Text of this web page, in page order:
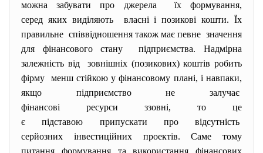
можна забувати про джерела їх формування,
серед яких виділяють власні і позикові кошти. Їх
правильне співвідношення також має певне значення
для фінансового стану підприємства. Надмірна
залежність від зовнішніх (позикових) коштів робить
фірму менш стійкою у фінансовому плані, і навпаки,
якщо підприємство не залучає
фінансові ресурси ззовні, то це
є підставою припускати про відсутність
серйозних інвестиційних проектів. Саме тому
питання формування та використання фінансових